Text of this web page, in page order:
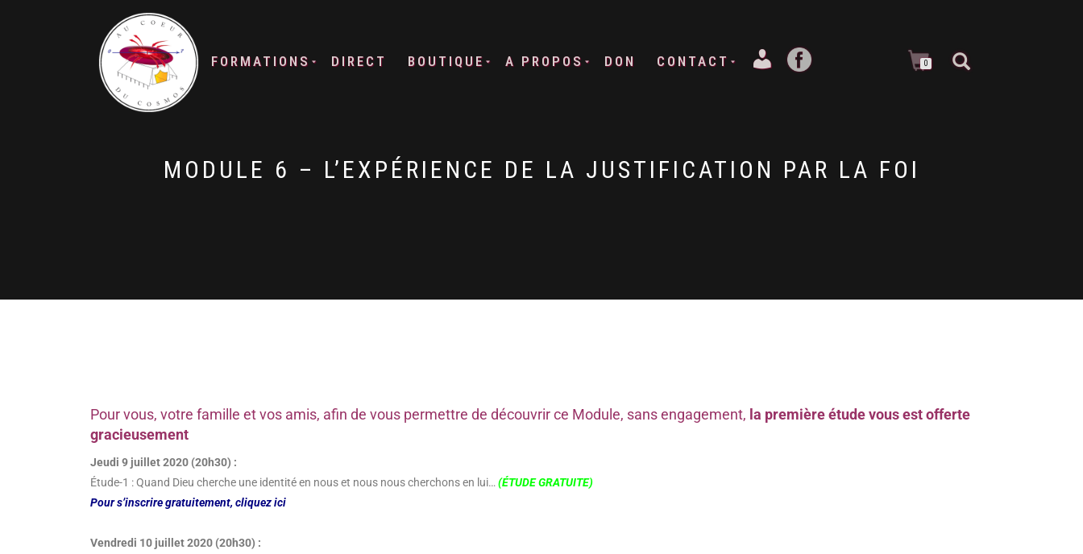
FORMATIONS DIRECT BOUTIQUE A PROPOS DON CONTACT 0
MODULE 6 – L’EXPÉRIENCE DE LA JUSTIFICATION PAR LA FOI
Pour vous, votre famille et vos amis, afin de vous permettre de découvrir ce Module, sans engagement, la première étude vous est offerte
gracieusement
Jeudi 9 juillet 2020 (20h30) :
Étude-1 : Quand Dieu cherche une identité en nous et nous nous cherchons en lui… (ÉTUDE GRATUITE)
Pour s’inscrire gratuitement, cliquez ici
Vendredi 10 juillet 2020 (20h30) :